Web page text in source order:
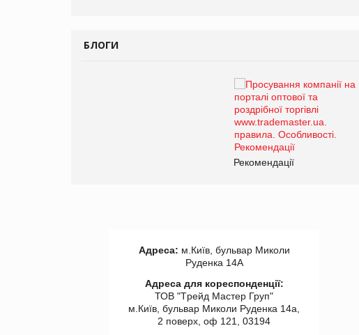
БЛОГИ
Рекомендації
Адреса: м.Київ, бульвар Миколи
Руденка 14А
Адреса для кореспонденції:
ТОВ "Tрейд Мастер Груп"
м.Київ, бульвар Миколи Руденка 14а,
2 поверх, оф 121, 03194